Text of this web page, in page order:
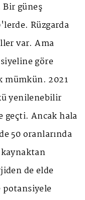
güneş
Rüzgarda
var. Ama
göre
mümkün. 2021
yenilenebilir
geçti. Ancak hala
50 oranlarında
kaynaktan
de elde
potansiyele